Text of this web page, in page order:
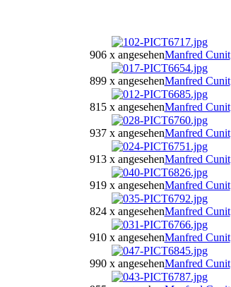
906 x angesehenManfred Cunit
899 x angesehenManfred Cunit
815 x angesehenManfred Cunit
937 x angesehenManfred Cunit
913 x angesehenManfred Cunit
919 x angesehenManfred Cunit
824 x angesehenManfred Cunit
910 x angesehenManfred Cunit
990 x angesehenManfred Cunit